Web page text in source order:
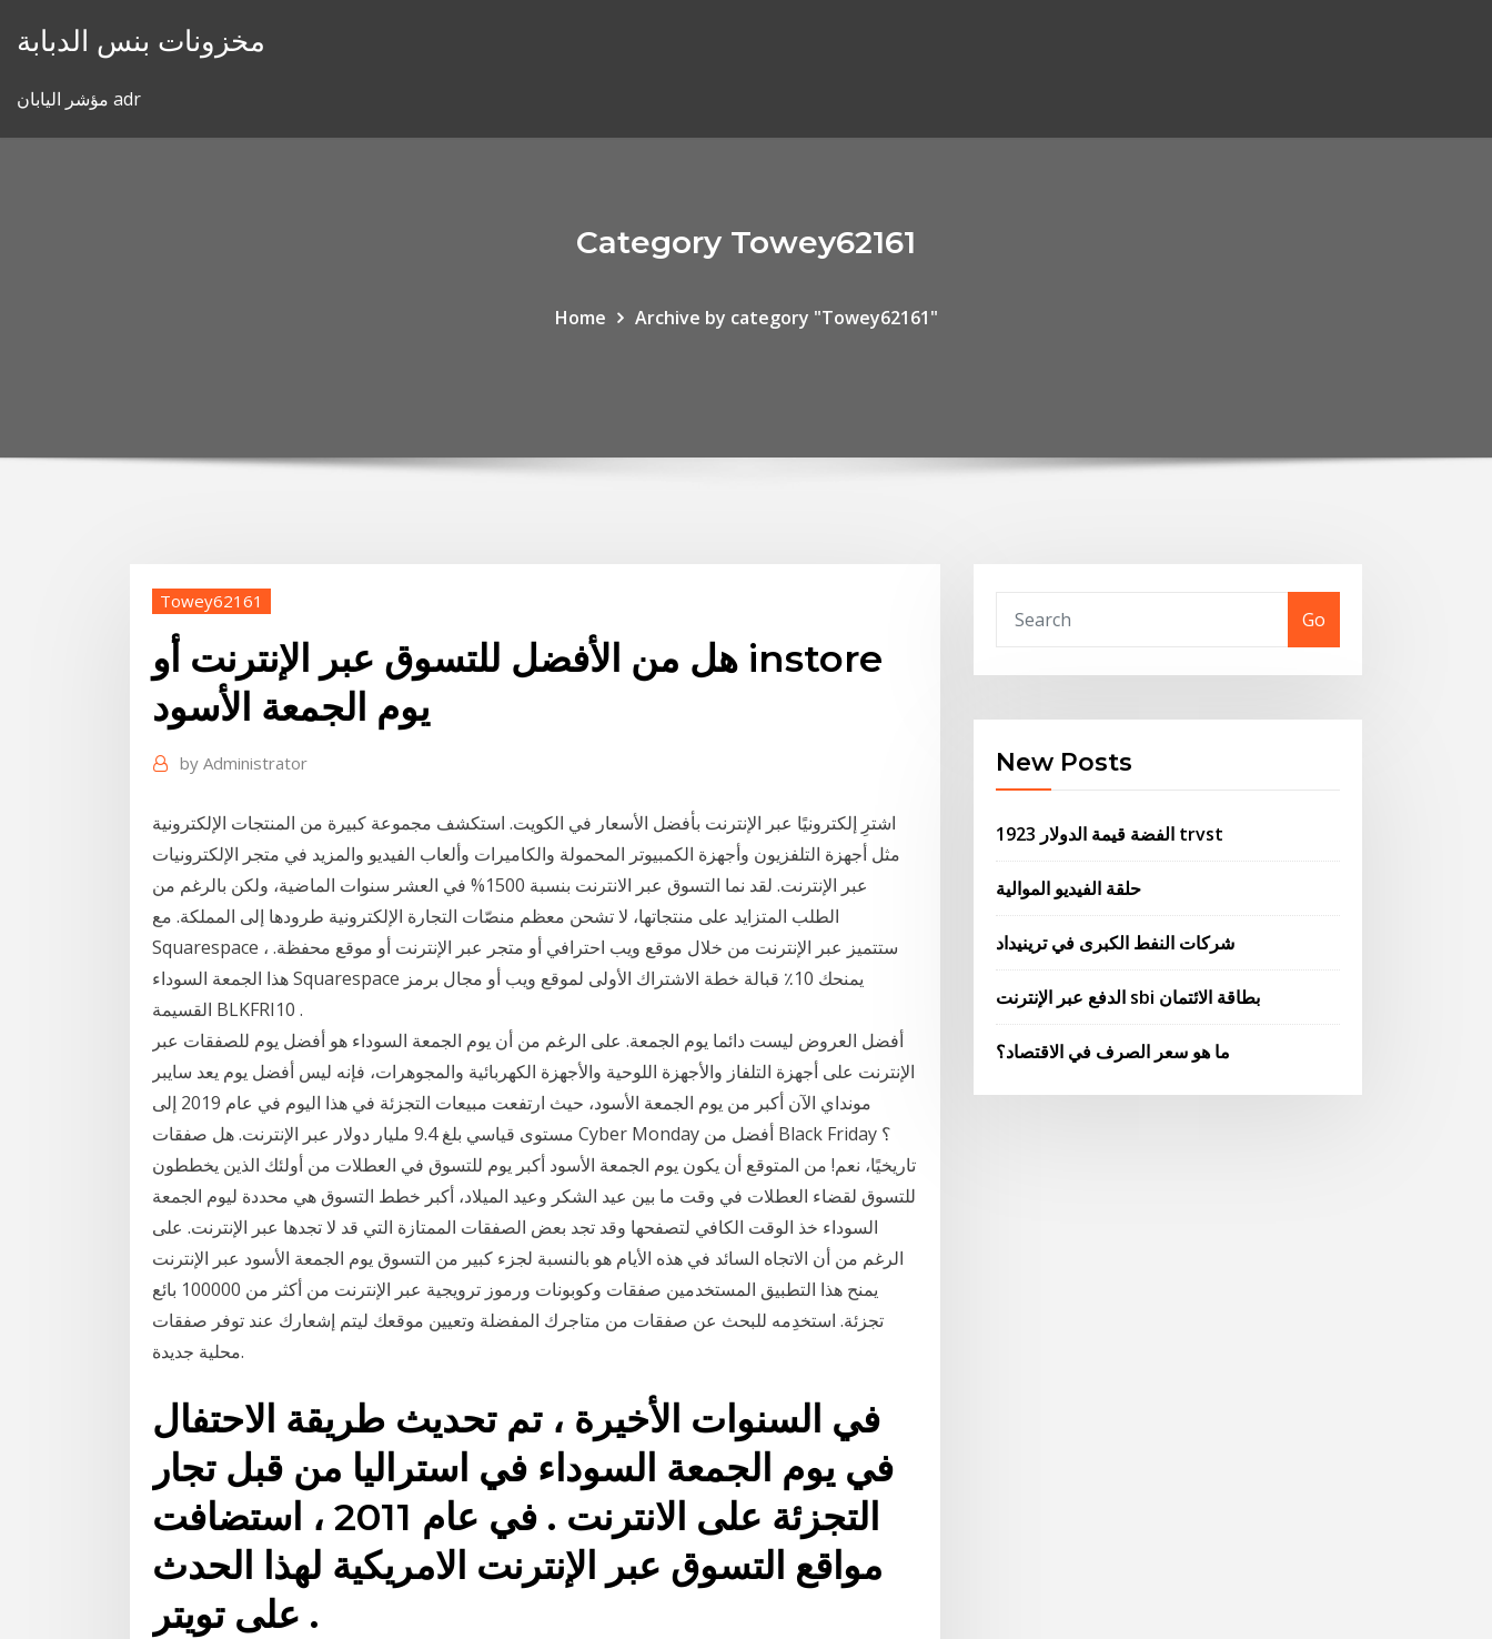
مخزونات بنس الدبابة
مؤشر اليابان adr
Category Towey62161
Home Archive by category "Towey62161"
Towey62161
هل من الأفضل للتسوق عبر الإنترنت أو instore
يوم الجمعة الأسود
by Administrator
اشترِ إلكترونيًا عبر الإنترنت بأفضل الأسعار في الكويت. استكشف مجموعة كبيرة من المنتجات الإلكترونية
مثل أجهزة التلفزيون وأجهزة الكمبيوتر المحمولة والكاميرات وألعاب الفيديو والمزيد في متجر الإلكترونيات
عبر الإنترنت. لقد نما التسوق عبر الانترنت بنسبة 1500% في العشر سنوات الماضية، ولكن بالرغم من
الطلب المتزايد على منتجاتها، لا تشحن معظم منصّات التجارة الإلكترونية طرودها إلى المملكة. مع
Squarespace ، ستتميز عبر الإنترنت من خلال موقع ويب احترافي أو متجر عبر الإنترنت أو موقع محفظة.
هذا الجمعة السوداء Squarespace يمنحك 10٪ قبالة خطة الاشتراك الأولى لموقع ويب أو مجال برمز
القسيمة BLKFRI10 .
أفضل العروض ليست دائما يوم الجمعة. على الرغم من أن يوم الجمعة السوداء هو أفضل يوم للصفقات عبر
الإنترنت على أجهزة التلفاز والأجهزة اللوحية والأجهزة الكهربائية والمجوهرات، فإنه ليس أفضل يوم يعد سايبر
مونداي الآن أكبر من يوم الجمعة الأسود، حيث ارتفعت مبيعات التجزئة في هذا اليوم في عام 2019 إلى
مستوى قياسي بلغ 9.4 مليار دولار عبر الإنترنت. هل صفقات Cyber Monday أفضل من Black Friday ؟
تاريخيًا، نعم! من المتوقع أن يكون يوم الجمعة الأسود أكبر يوم للتسوق في العطلات من أولئك الذين يخططون
للتسوق لقضاء العطلات في وقت ما بين عيد الشكر وعيد الميلاد، أكبر خطط التسوق هي محددة ليوم الجمعة
السوداء خذ الوقت الكافي لتصفحها وقد تجد بعض الصفقات الممتازة التي قد لا تجدها عبر الإنترنت. على
الرغم من أن الاتجاه السائد في هذه الأيام هو بالنسبة لجزء كبير من التسوق يوم الجمعة الأسود عبر الإنترنت
يمنح هذا التطبيق المستخدمين صفقات وكوبونات ورموز ترويجية عبر الإنترنت من أكثر من 100000 بائع
تجزئة. استخدِمه للبحث عن صفقات من متاجرك المفضلة وتعيين موقعك ليتم إشعارك عند توفر صفقات
محلية جديدة.
في السنوات الأخيرة ، تم تحديث طريقة الاحتفال
في يوم الجمعة السوداء في استراليا من قبل تجار
التجزئة على الانترنت . في عام 2011 ، استضافت
مواقع التسوق عبر الإنترنت الامريكية لهذا الحدث
على تويتر .
Go
New Posts
1923 الفضة قيمة الدولار trvst
حلقة الفيديو الموالية
شركات النفط الكبرى في ترينيداد
الدفع عبر الإنترنت sbi بطاقة الائتمان
ما هو سعر الصرف في الاقتصاد؟